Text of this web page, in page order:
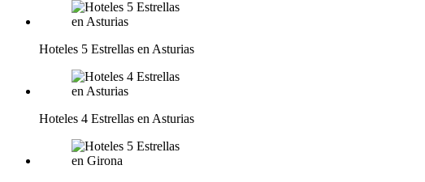
Hoteles 5 Estrellas en Asturias
Hoteles 4 Estrellas en Asturias